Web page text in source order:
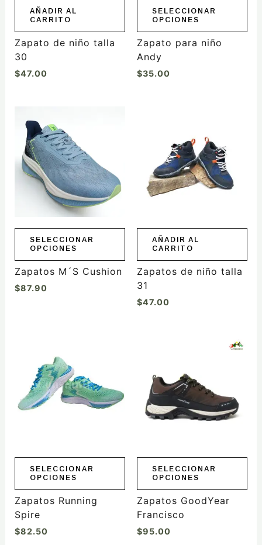
AÑADIR AL
CARRITO
Zapato de niño talla
30
$47.00
SELECCIONAR
OPCIONES
elegir
la
página
producto
Zapato para niño
Andy
$35.00
SELECCIONAR
OPCIONES
producto
tiene
múltiples
variantes.
Las
opciones
pueden
elegir
la
página
de
Zapatos M´S Cushion
$87.90
AÑADIR AL
CARRITO
Zapatos de niño talla
31
$47.00
SELECCIONAR
OPCIONES
producto
tiene
múltiples
variantes.
Las
elegir
la
página
de
producto
Zapatos Running
Spire
$82.50
SELECCIONAR
OPCIONES
múltiples
variantes.
Las
elegir
la
página
producto
Zapatos GoodYear
Francisco
$95.00